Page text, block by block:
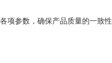
项参数，确保产品质量的一致性